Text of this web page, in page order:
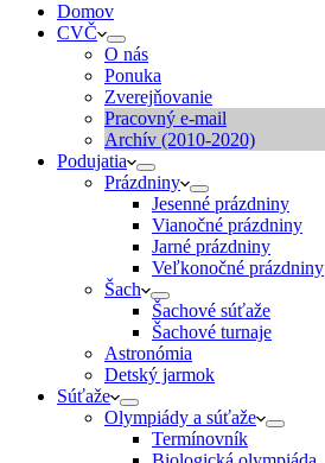
Domov
CVČ
O nás
Ponuka
Zverejňovanie
Pracovný e-mail
Archív (2010-2020)
Podujatia
Prázdniny
Jesenné prázdniny
Vianočné prázdniny
Jarné prázdniny
Veľkonočné prázdniny
Šach
Šachové súťaže
Šachové turnaje
Astronómia
Detský jarmok
Súťaže
Olympiády a súťaže
Termínovník